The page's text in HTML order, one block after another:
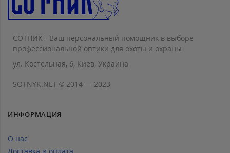
СОТНИК - Ваш персональный помощник в выборе
профессиональной оптики для охоты и охраны
ул. Костельная, 6, Киев, Украина
SOTNYK.NET © 2014 — 2023
ИНФОРМАЦИЯ
О нас